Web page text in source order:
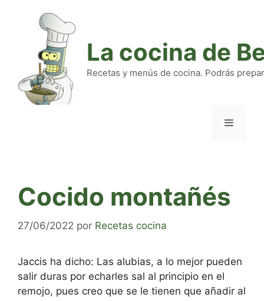
La cocina de
Recetas y menús de cocina. Podrás
Cocido montañés
27/06/2022 por Recetas cocina
Jaccis ha dicho: Las alubias, a lo mejor pueden
salir duras por echarles sal al principio en el
remojo, pues creo que se le tienen que añadir al